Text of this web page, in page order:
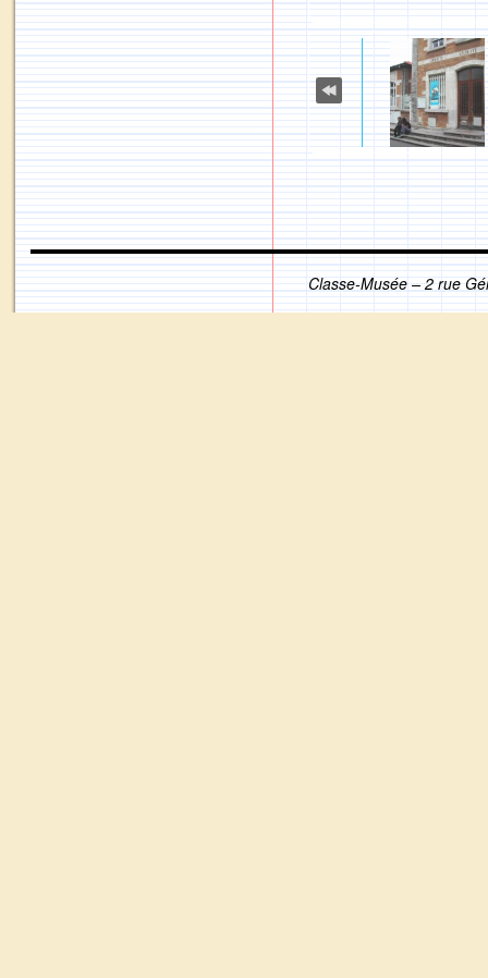
Classe-Musée – 2 rue